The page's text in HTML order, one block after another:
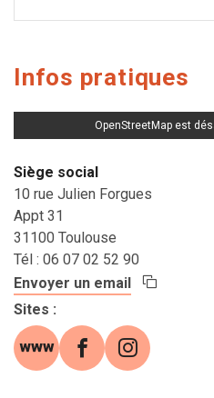
Infos pratiques
OpenStreetMap est
Siège social
10 rue Julien Forgues
Appt 31
31100 Toulouse
Tél : 06 07 02 52 90
Envoyer un email
Copier
Sites :
Site web (s'ouvre
FacebookInstagram